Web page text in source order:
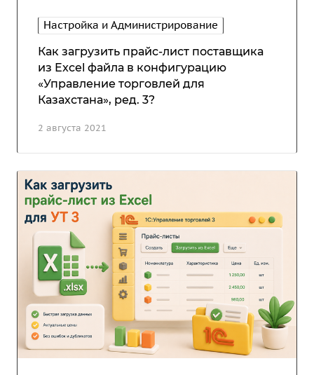
Настройка и Администрирование
2 августа 2021
Как загрузить прайс-лист поставщика
из Excel файла в конфигурацию
«Управление торговлей для
Казахстана», ред. 3?